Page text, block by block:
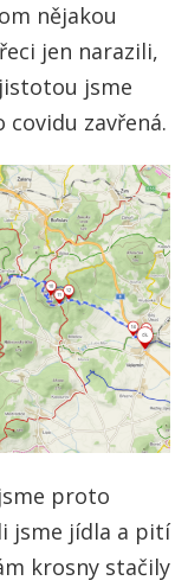
nějakou
jen narazili,
jsme
covidu zavřená.
proto
jsme jídla a pití
krosny stačily